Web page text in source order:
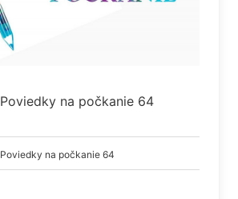
Poviedky na počkanie 64
Poviedky na počkanie 64